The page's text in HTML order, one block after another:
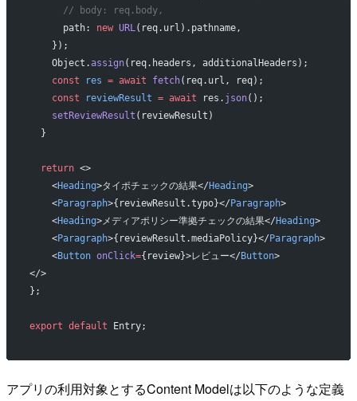
      // body: req.body,
      path:
new URL(req.url).pathname,
    });
    Object.
assign(req.headers, additionalHeaders);
    const
res = await fetch(req.url, req);
    const
reviewResult = await res. json();
    setReviewResult
(reviewResult)
  }
  return
<>
    <
Heading>タイポチェックの結果</ Heading>
    <
Paragraph>{reviewResult.typo}</ Paragraph>
    <
Heading>メディアポリシー準拠チェックの結果</ Heading>
    <
Paragraph>{reviewResult.mediaPolicy}</ Paragraph>
    <
Button onClick={review}>レビュー</ Button>
</>
};
export default Entry;
アプリの利用対象とするContent Modelは以下のような定義